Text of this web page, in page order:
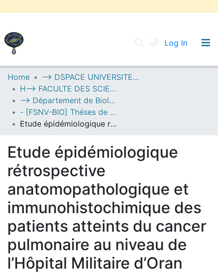
Log In
UNIVERSITY OF D.L SIDI BEL ABBES
Communities & Collections
All of DSpace
Statistics
Home
--> DSPACE UNIVERSITE DJILALLI LIABES DE SIDI BEL ABBES
H--> FACULTE DES SCIENCES DE LA NATURE ET DE LA VIE
--> Département de Biologie
- [FSNV-BIO] Théses de Master II
Etude épidémiologique rétrospective anatomopathologique et immunohistochimique des patients atteints du cancer pulmonaire au niveau de l’Hôpital Militaire d’Oran
Etude épidémiologique
rétrospective
anatomopathologique et
immunohistochimique des
patients atteints du cancer
pulmonaire au niveau de
l’Hôpital Militaire d’Oran